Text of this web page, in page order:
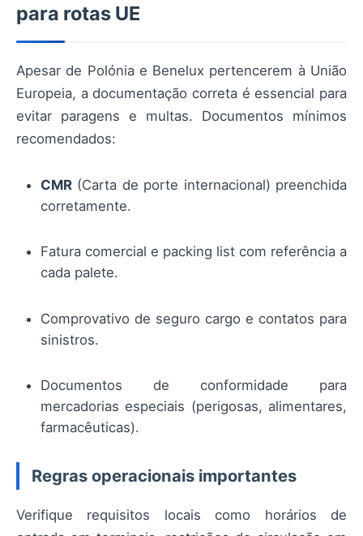
para rotas UE
Apesar de Polónia e Benelux pertencerem à União
Europeia, a documentação correta é essencial para
evitar paragens e multas. Documentos mínimos
recomendados:
CMR (Carta de porte internacional) preenchida
corretamente.
Fatura comercial e packing list com referência a
cada palete.
Comprovativo de seguro cargo e contatos para
sinistros.
Documentos de conformidade para
mercadorias especiais (perigosas, alimentares,
farmacêuticas).
Regras operacionais importantes
Verifique requisitos locais como horários de